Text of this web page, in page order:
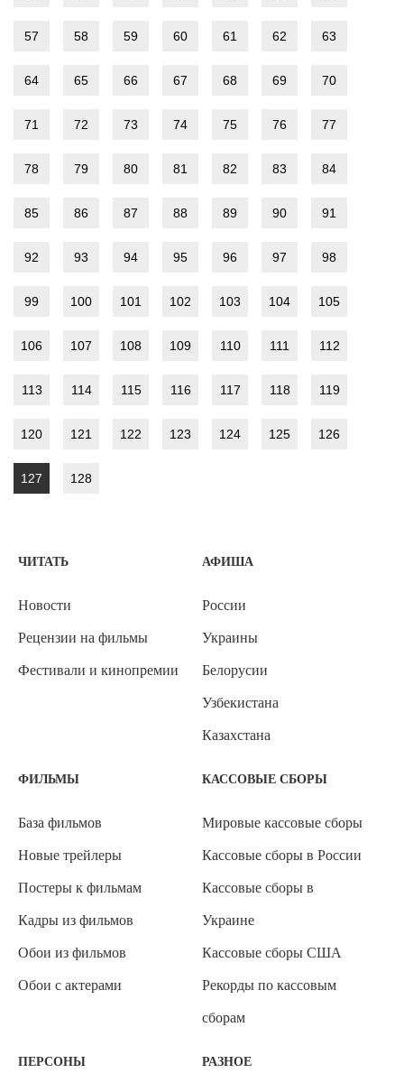
57 58 59 60 61 62 63
64 65 66 67 68 69 70
71 72 73 74 75 76 77
78 79 80 81 82 83 84
85 86 87 88 89 90 91
92 93 94 95 96 97 98
99 100 101 102 103 104 105
106 107 108 109 110 111 112
113 114 115 116 117 118 119
120 121 122 123 124 125 126
127 128
ЧИТАТЬ
Новости
Рецензии на фильмы
Фестивали и кинопремии
АФИША
России
Украины
Белорусии
Узбекистана
Казахстана
ФИЛЬМЫ
База фильмов
Новые трейлеры
Постеры к фильмам
Кадры из фильмов
Обои из фильмов
Обои с актерами
КАССОВЫЕ СБОРЫ
Мировые кассовые сборы
Кассовые сборы в России
Кассовые сборы в
Украине
Кассовые сборы США
Рекорды по кассовым
сборам
ПЕРСОНЫ РАЗНОЕ